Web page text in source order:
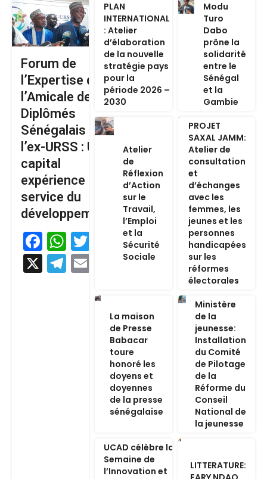
Forum de
l’Expertise de
l’Amicale des
Diplômés
Sénégalais de
l’ex-URSS : Un
capital
expérience au
service du
développement
Facebook
WhatsApp
Twitter
X
Telegram
Email
PLAN
INTERNATIONAL
: Atelier
d’élaboration
de la nouvelle
stratégie pays
pour la
période 2026 –
2030
Modu
Turo
Dabo
prône la
solidarité
entre le
Sénégal
et la
Gambie
Atelier
de
Réflexion
d’Action
sur le
Travail,
l’Emploi
et la
Sécurité
Sociale
PROJET
SAXAL JAMM:
Atelier de
consultation
et
d’échanges
avec les
femmes, les
jeunes et les
personnes
handicapées
sur les
réformes
électorales
La maison
de Presse
Babacar
toure
honoré les
doyens et
doyennes
de la presse
sénégalaise
Ministère
de la
jeunesse:
Installation
du Comité
de Pilotage
de la
Réforme du
Conseil
National de
la jeunesse
UCAD célèbre la
Semaine de
l’Innovation et
LITTERATURE: